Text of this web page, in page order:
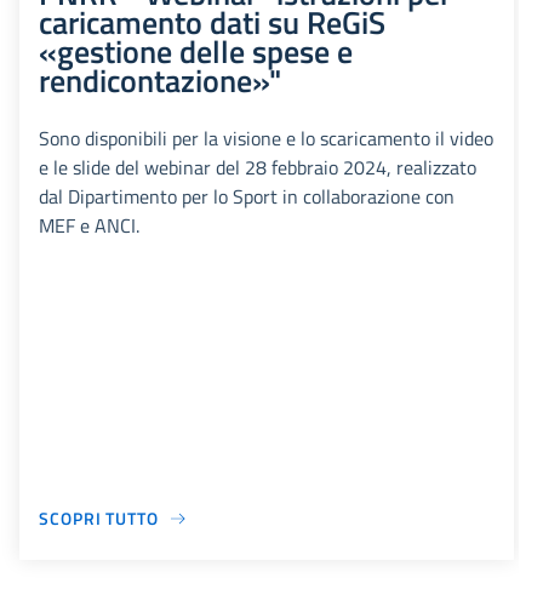
caricamento dati su ReGiS
«gestione delle spese e
rendicontazione»"
Sono disponibili per la visione e lo scaricamento il video
e le slide del webinar del 28 febbraio 2024, realizzato
dal Dipartimento per lo Sport in collaborazione con
MEF e ANCI.
SCOPRI TUTTO